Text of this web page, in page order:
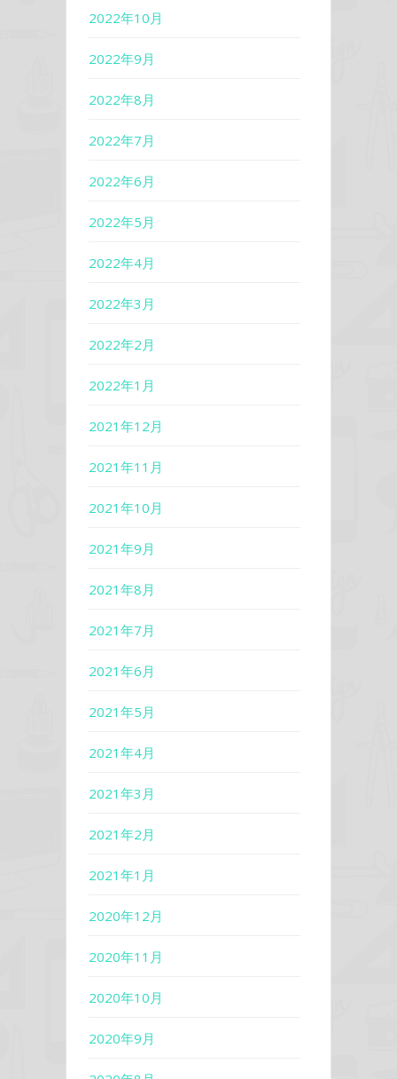
2022年10月
2022年9月
2022年8月
2022年7月
2022年6月
2022年5月
2022年4月
2022年3月
2022年2月
2022年1月
2021年12月
2021年11月
2021年10月
2021年9月
2021年8月
2021年7月
2021年6月
2021年5月
2021年4月
2021年3月
2021年2月
2021年1月
2020年12月
2020年11月
2020年10月
2020年9月